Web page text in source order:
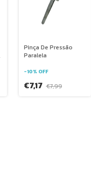
Pinça De Pressão
Paralela
-10% OFF
€7,17 €7,99